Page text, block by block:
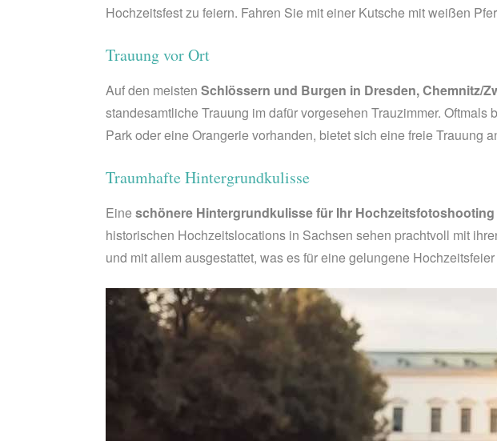
Hochzeitsfest zu feiern. Fahren Sie mit einer Kutsche mit weißen
Trauung vor Ort
Auf den meisten Schlössern und Burgen in Dresden, Chemnitz/
standesamtliche Trauung im dafür vorgesehen Trauzimmer.
Park oder eine Orangerie vorhanden, bietet sich eine freie Trauung
Traumhafte Hintergrundkulisse
Eine schönere Hintergrundkulisse für Ihr Hochzeitsfotoshooting
historischen Hochzeitslocations in Sachsen sehen prachtvoll mit
und mit allem ausgestattet, was es für eine gelungene